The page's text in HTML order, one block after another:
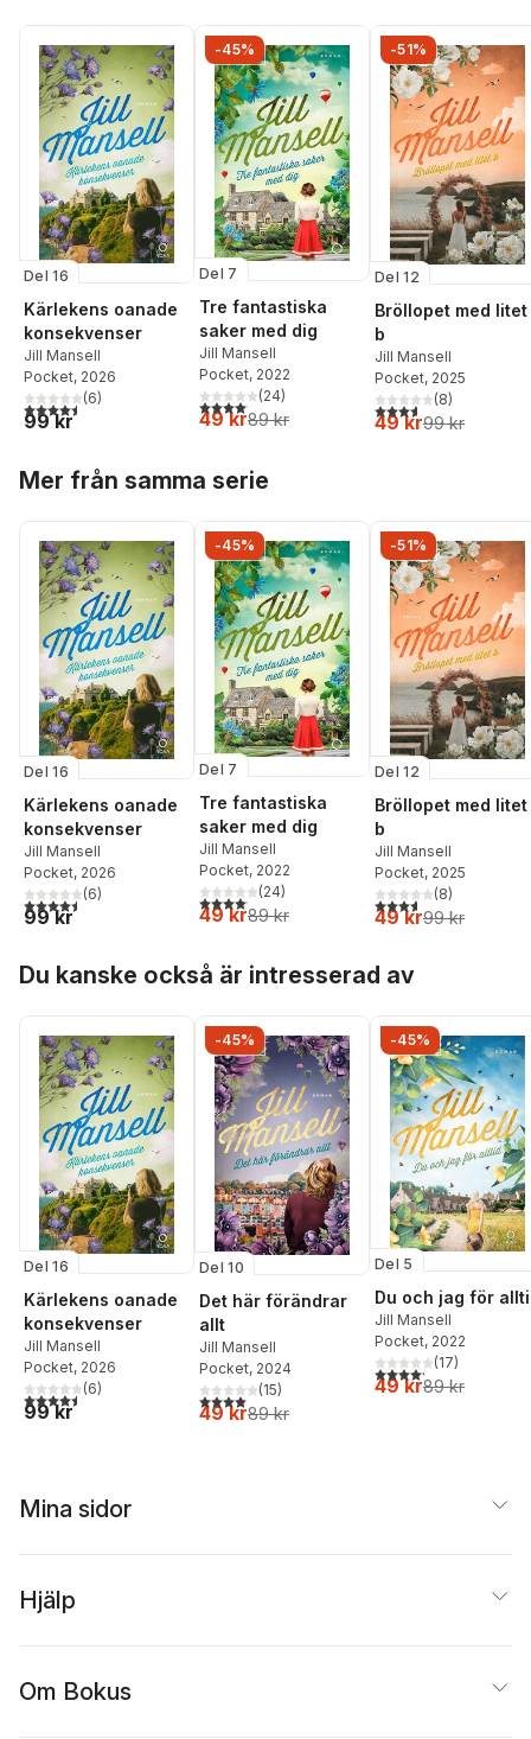
Del 16
Kärlekens oanade
konsekvenser
Jill Mansell
Pocket, 2026
4,5utav 5 stjärnor. Totalt antal röster:
(6)
99 kr
-45%
Del 7
Tre fantastiska
saker med dig
Jill Mansell
Pocket, 2022
4,1utav 5 stjärnor. Totalt antal röster:
(24)
49 kr89 kr
-51%
Del 12
Bröllopet med litet
b
Jill Mansell
Pocket, 2025
3,6utav 5 stjärnor.
(8)
49 kr99 kr
Mer från samma serie
Del 16
Kärlekens oanade
konsekvenser
Jill Mansell
Pocket, 2026
4,5utav 5 stjärnor. Totalt antal röster:
(6)
99 kr
-45%
Del 7
Tre fantastiska
saker med dig
Jill Mansell
Pocket, 2022
4,1utav 5 stjärnor. Totalt antal röster:
(24)
49 kr89 kr
-51%
Del 12
Bröllopet med litet
b
Jill Mansell
Pocket, 2025
3,6utav 5 stjärnor.
(8)
49 kr99 kr
Du kanske också är intresserad av
Del 16
Kärlekens oanade
konsekvenser
Jill Mansell
Pocket, 2026
4,5utav 5 stjärnor. Totalt antal röster:
(6)
99 kr
-45%
Del 10
Det här förändrar
allt
Jill Mansell
Pocket, 2024
4,0utav 5 stjärnor. Totalt antal röster:
(15)
49 kr89 kr
-45%
Del 5
Du och jag för
Jill Mansell
Pocket, 2022
4,2utav 5 stjärnor.
(17)
49 kr89 kr
Mina sidor
Hjälp
Om Bokus